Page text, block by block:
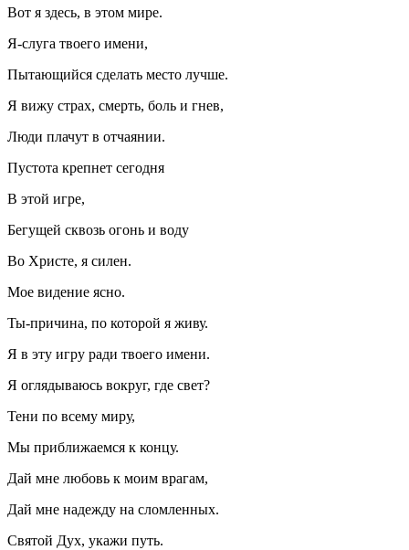
Вот я здесь, в этом мире.
Я-слуга твоего имени,
Пытающийся сделать место лучше.
Я вижу страх, смерть, боль и гнев,
Люди плачут в отчаянии.
Пустота крепнет сегодня
В этой игре,
Бегущей сквозь огонь и воду
Во Христе, я силен.
Мое видение ясно.
Ты-причина, по которой я живу.
Я в эту игру ради твоего имени.
Я оглядываюсь вокруг, где свет?
Тени по всему миру,
Мы приближаемся к концу.
Дай мне любовь к моим врагам,
Дай мне надежду на сломленных.
Святой Дух, укажи путь.